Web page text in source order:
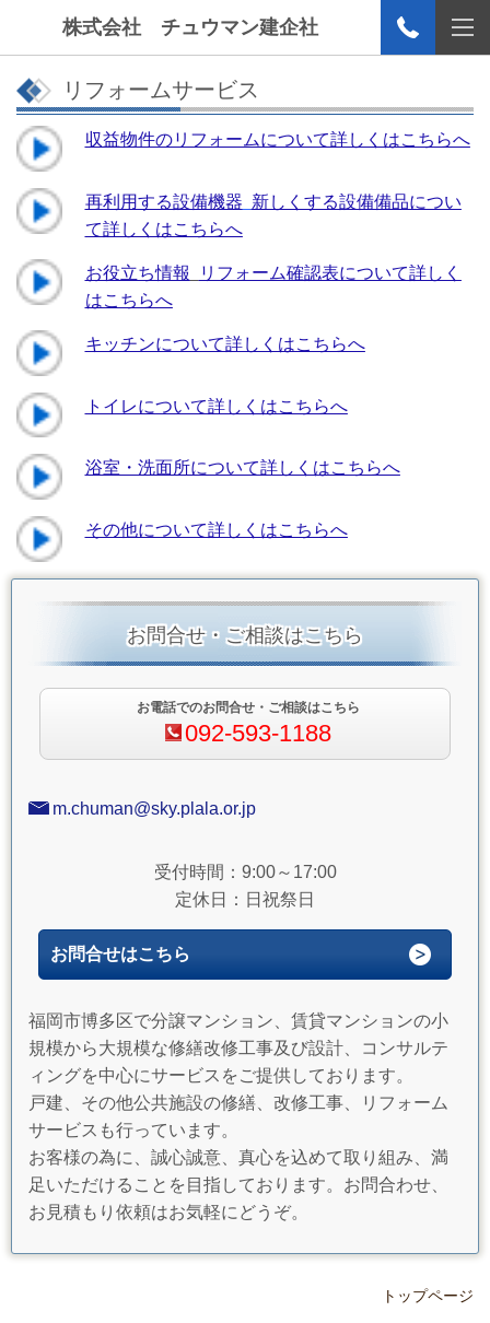
株式会社 チュウマン建企社
リフォームサービス
収益物件のリフォームについて詳しくはこちらへ
再利用する設備機器 新しくする設備備品につい
て詳しくはこちらへ
お役立ち情報
リフォーム確認表について詳しく
はこちらへ
キッチンについて詳しくはこちらへ
トイレについて詳しくはこちらへ
浴室・洗面所について詳しくはこちらへ
その他について詳しくはこちらへ
お問合せ・ご相談はこちら
お電話でのお問合せ・ご相談はこちら
092-593-1188
m.chuman@sky.plala.or.jp
受付時間：9:00～17:00
定休日：日祝祭日
お問合せはこちら
福岡市博多区で分譲マンション、賃貸マンションの小
規模から大規模な修繕改修工事及び設計、コンサルテ
ィングを中心にサービスをご提供しております。
戸建、その他公共施設の修繕、改修工事、リフォーム
サービスも行っています。
お客様の為に、誠心誠意、真心を込めて取り組み、満
足いただけることを目指しております。お問合わせ、
お見積もり依頼はお気軽にどうぞ。
トップページ